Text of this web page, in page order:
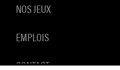
NOS JEUX
EMPLOIS
CONTACT